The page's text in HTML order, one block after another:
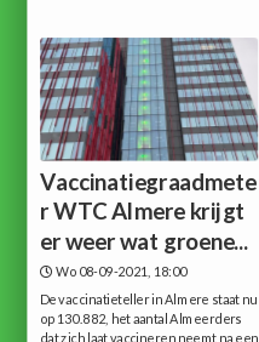
Vaccinatiegraadmete
r WTC Almere krijgt
er weer wat groene...
Wo 08-09-2021, 18:00
De vaccinatieteller in Almere staat nu
op 130.882, het aantal Almeerders
dat zich laat vaccineren neemt na een